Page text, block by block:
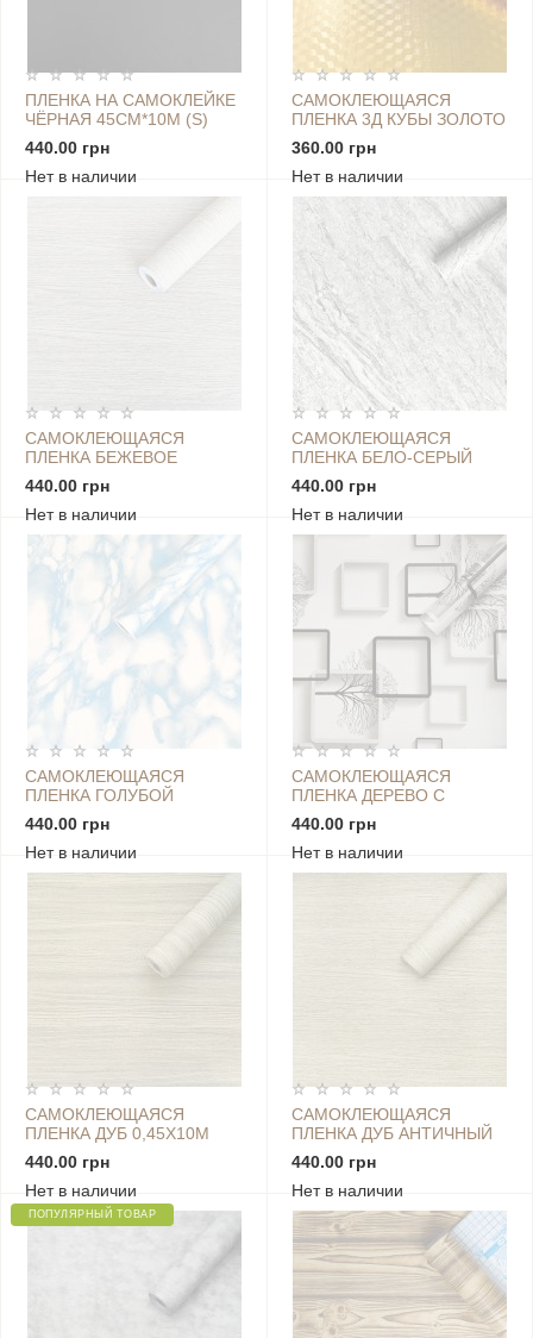
ПЛЕНКА НА САМОКЛЕЙКЕ
ЧЁРНАЯ 45CM*10M (S)
SW-00001506
440.00 грн
Нет в наличии
САМОКЛЕЮЩАЯСЯ
ПЛЕНКА 3Д КУБЫ ЗОЛОТО
0,40Х10М SW-00000792
360.00 грн
Нет в наличии
САМОКЛЕЮЩАЯСЯ
ПЛЕНКА БЕЖЕВОЕ
ДЕРЕВО 0,45Х10М SW-
00000811
440.00 грн
Нет в наличии
САМОКЛЕЮЩАЯСЯ
ПЛЕНКА БЕЛО-СЕРЫЙ
МРАМОР
0,45Х10МХ0,07ММ SW-
00001275
440.00 грн
Нет в наличии
САМОКЛЕЮЩАЯСЯ
ПЛЕНКА ГОЛУБОЙ
МРАМОР 0,45Х10М SW-
00000815
440.00 грн
Нет в наличии
САМОКЛЕЮЩАЯСЯ
ПЛЕНКА ДЕРЕВО С
КВАДРАТАМИ 0,45Х10М
SW-00001263
440.00 грн
Нет в наличии
САМОКЛЕЮЩАЯСЯ
ПЛЕНКА ДУБ 0,45Х10М
SW-00001251
440.00 грн
Нет в наличии
САМОКЛЕЮЩАЯСЯ
ПЛЕНКА ДУБ АНТИЧНЫЙ
0,45Х10М SW-00001252
440.00 грн
Нет в наличии
ПОПУЛЯРНЫЙ ТОВАР